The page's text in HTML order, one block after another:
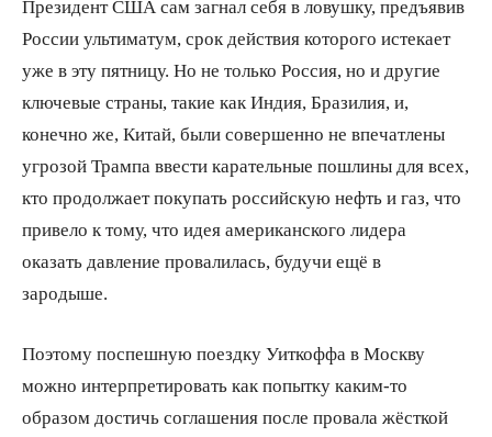
Президент США сам загнал себя в ловушку, предъявив
России ультиматум, срок действия которого истекает
уже в эту пятницу. Но не только Россия, но и другие
ключевые страны, такие как Индия, Бразилия, и,
конечно же, Китай, были совершенно не впечатлены
угрозой Трампа ввести карательные пошлины для всех,
кто продолжает покупать российскую нефть и газ, что
привело к тому, что идея американского лидера
оказать давление провалилась, будучи ещё в
зародыше.
Поэтому поспешную поездку Уиткоффа в Москву
можно интерпретировать как попытку каким-то
образом достичь соглашения после провала жёсткой